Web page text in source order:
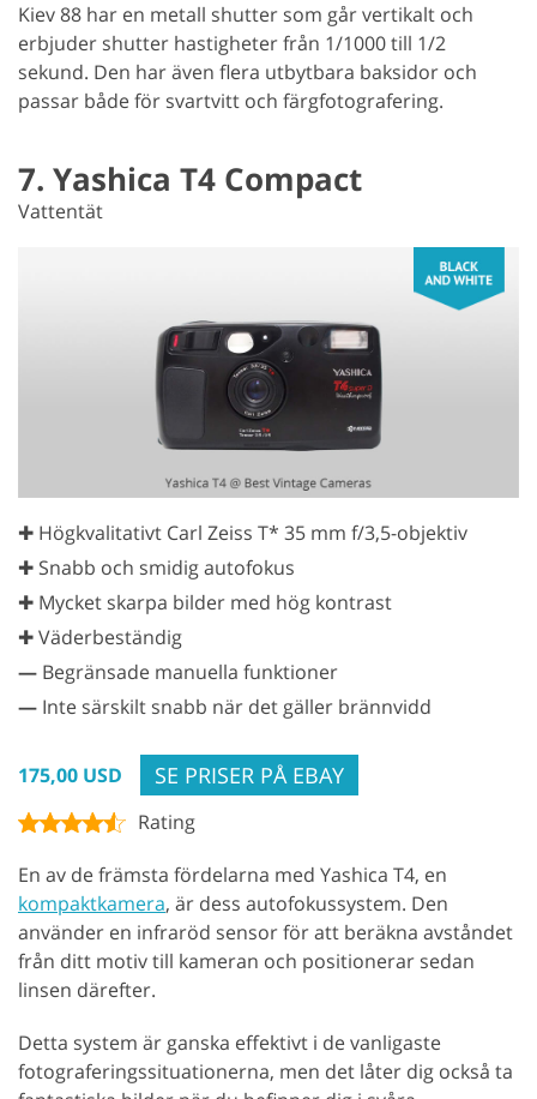
Kiev 88 har en metall shutter som går vertikalt och
erbjuder shutter hastigheter från 1/1000 till 1/2
sekund. Den har även flera utbytbara baksidor och
passar både för svartvitt och färgfotografering.
7. Yashica T4 Compact
Vattentät
✚ Högkvalitativt Carl Zeiss T* 35 mm f/3,5-objektiv
✚ Snabb och smidig autofokus
✚ Mycket skarpa bilder med hög kontrast
✚ Väderbeständig
— Begränsade manuella funktioner
— Inte särskilt snabb när det gäller brännvidd
175,00 USD SE PRISER PÅ EBAY
Rating
En av de främsta fördelarna med Yashica T4, en
kompaktkamera, är dess autofokussystem. Den
använder en infraröd sensor för att beräkna avståndet
från ditt motiv till kameran och positionerar sedan
linsen därefter.
Detta system är ganska effektivt i de vanligaste
fotograferingssituationerna, men det låter dig också ta